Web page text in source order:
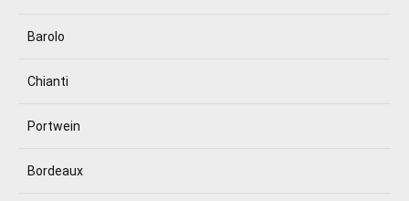
Barolo
Chianti
Portwein
Bordeaux